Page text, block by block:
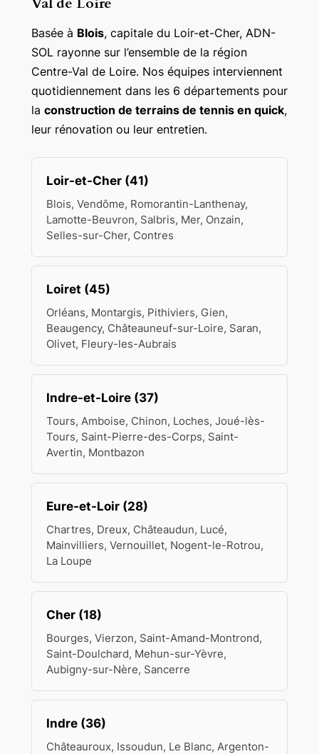
Basée à Blois, capitale du Loir-et-Cher, ADN-
SOL rayonne sur l’ensemble de la région
Centre-Val de Loire. Nos équipes interviennent
quotidiennement dans les 6 départements pour
la construction de terrains de tennis en quick,
leur rénovation ou leur entretien.
Loir-et-Cher (41)
Blois, Vendôme, Romorantin-Lanthenay,
Lamotte-Beuvron, Salbris, Mer, Onzain,
Selles-sur-Cher, Contres
Loiret (45)
Orléans, Montargis, Pithiviers, Gien,
Beaugency, Châteauneuf-sur-Loire, Saran,
Olivet, Fleury-les-Aubrais
Indre-et-Loire (37)
Tours, Amboise, Chinon, Loches, Joué-lès-
Tours, Saint-Pierre-des-Corps, Saint-
Avertin, Montbazon
Eure-et-Loir (28)
Chartres, Dreux, Châteaudun, Lucé,
Mainvilliers, Vernouillet, Nogent-le-Rotrou,
La Loupe
Cher (18)
Bourges, Vierzon, Saint-Amand-Montrond,
Saint-Doulchard, Mehun-sur-Yèvre,
Aubigny-sur-Nère, Sancerre
Indre (36)
Châteauroux, Issoudun, Le Blanc, Argenton-